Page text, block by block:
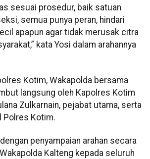
sesuai prosedur, baik satuan
semua punya peran, hindari
apapun agar tidak merusak citra
kata Yosi dalam arahannya
Kotim, Wakapolda bersama
langsung oleh Kapolres Kotim
Zulkarnain, pejabat utama, serta
Polres Kotim.
penyampaian arahan secara
Kalteng kepada seluruh